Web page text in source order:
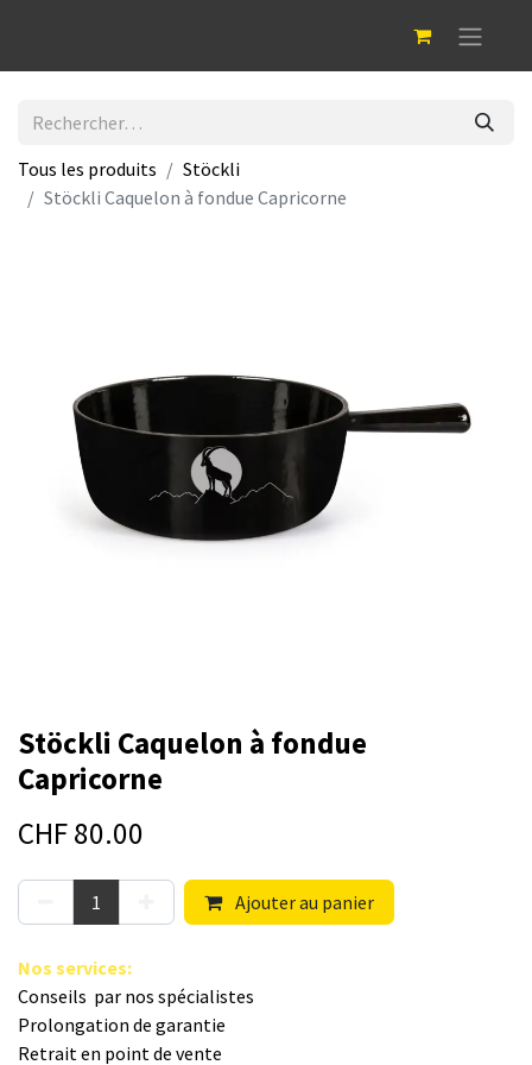
Tous les produits
Stöckli
Stöckli Caquelon à fondue Capricorne
Stöckli Caquelon à fondue
Capricorne
CHF80.00
Ajouter au panier
Nos s​ervices:
Conseils par nos spé​cialistes
Prolongation de garantie
Retrait en point de vente